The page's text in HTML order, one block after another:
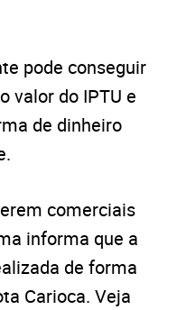
pode conseguir
valor do IPTU e
de dinheiro
comerciais
informa que a
de forma
Carioca. Veja